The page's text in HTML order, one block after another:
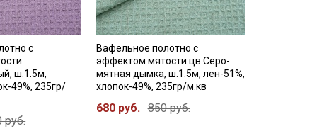
с
ш.1.5м,
49%, 235гр/
руб.
Вафельное полотно с
эффектом мятости цв.Серо-
мятная дымка, ш.1.5м, лен-51%,
хлопок-49%, 235гр/м.кв
680 руб. 850 руб.